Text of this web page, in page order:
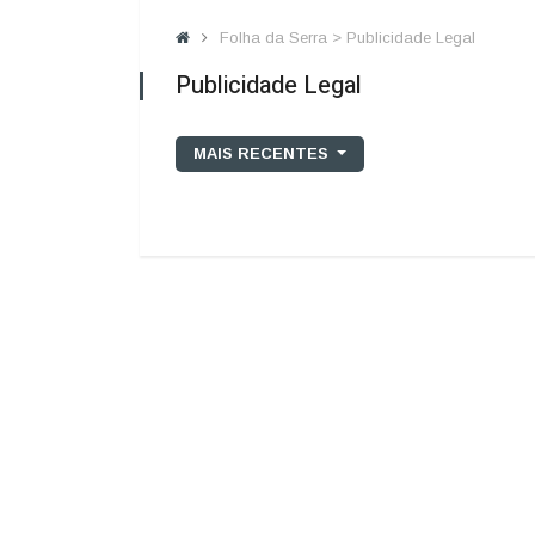
Folha da Serra > Publicidade Legal
Publicidade Legal
MAIS RECENTES